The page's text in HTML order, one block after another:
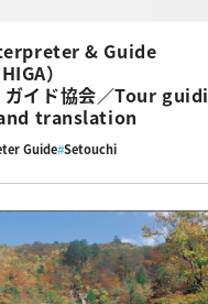
& Guide
）
ガイド協会／Tour
translation
Guide#Setouchi